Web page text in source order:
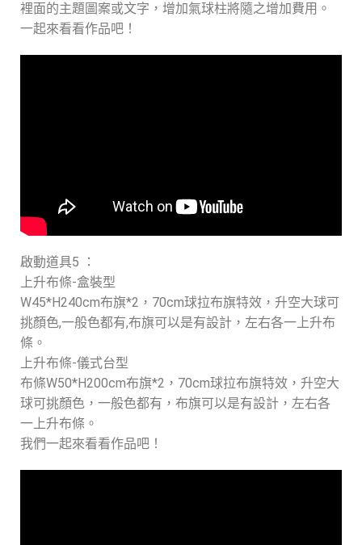
裡面的主題圖案或文字，增加氣球柱將隨之增加費用。
一起來看看作品吧！
啟動道具5 ：
上升布條-盒裝型
W45*H240cm布旗*2，70cm球拉布旗特效，升空大球可
挑顏色,一般色都有,布旗可以是有設計，左右各一上升布
條。
上升布條-儀式台型
布條W50*H200cm布旗*2，70cm球拉布旗特效，升空大
球可挑顏色，一般色都有，布旗可以是有設計，左右各
一上升布條。
我們一起來看看作品吧！